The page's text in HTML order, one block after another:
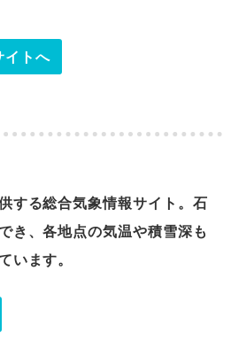
イトへ
する総合気象情報サイト。石
き、各地点の気温や積雪深も
います。